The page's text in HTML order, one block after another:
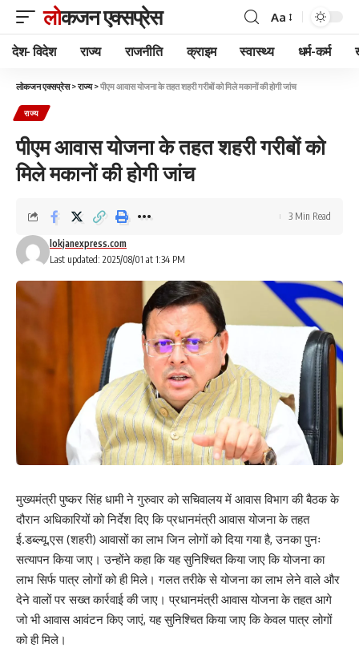
लोकजन एक्सप्रेस Aa
देश- विदेश राज्य राजनीति क्राइम स्वास्थ्य धर्म-कर्म
लोकजन एक्सप्रेस>राज्य>पीएम आवास योजना के तहत शहरी गरीबों को मिले मकानों की होगी जांच
राज्य
पीएम आवास योजना के तहत शहरी गरीबों को
मिले मकानों की होगी जांच
Last updated: 2025/08/01 at 1:34 PM
lokjanexpress.com
3 Min Read
मुख्यमंत्री पुष्कर सिंह धामी ने गुरुवार को सचिवालय में आवास विभाग की बैठक के
दौरान अधिकारियों को निर्देश दिए कि प्रधानमंत्री आवास योजना के तहत
ई.डब्ल्यू.एस (शहरी) आवासों का लाभ जिन लोगों को दिया गया है, उनका पुनः
सत्यापन किया जाए। उन्होंने कहा कि यह सुनिश्चित किया जाए कि योजना का
लाभ सिर्फ पात्र लोगों को ही मिले। गलत तरीके से योजना का लाभ लेने वाले और
देने वालों पर सख्त कार्रवाई की जाए। प्रधानमंत्री आवास योजना के तहत आगे
जो भी आवास आवंटन किए जाएं, यह सुनिश्चित किया जाए कि केवल पात्र लोगों
को ही मिले।